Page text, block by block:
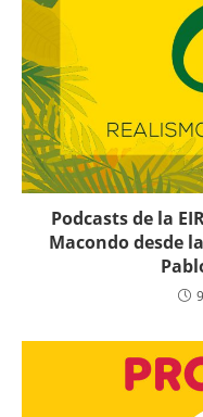
Podcasts de la
Macondo desde